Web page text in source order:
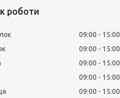
роботи
09:00
15:00
09:00
15:00
09:00
15:00
09:00
15:00
09:00
15:00